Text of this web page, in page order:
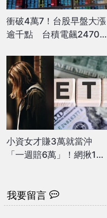
衝破4萬7！台股早盤大漲
逾千點 台積電飆2470元
小資女才賺3萬就當沖
「一週賠6萬」！網揪1缺
我要留言